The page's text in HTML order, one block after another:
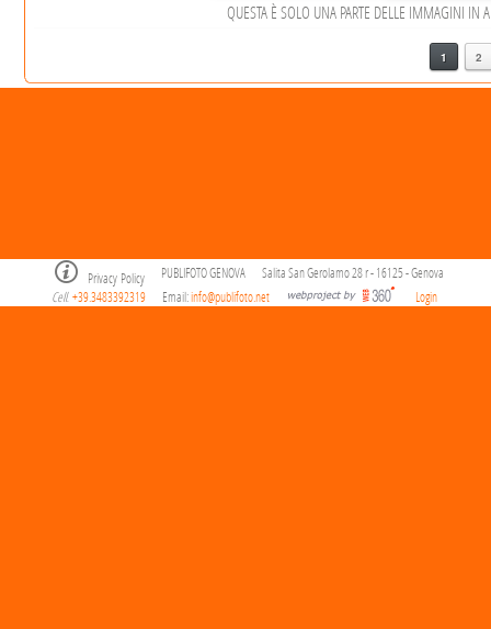
QUESTA È SOLO UNA PARTE DELLE IMMAGINI
1 2
Privacy Policy PUBLIFOTO GENOVA
Salita San Gerolamo 28 r - 16125 - Genova
Cell. +39.3483392319 Email:info@publifoto.net Login